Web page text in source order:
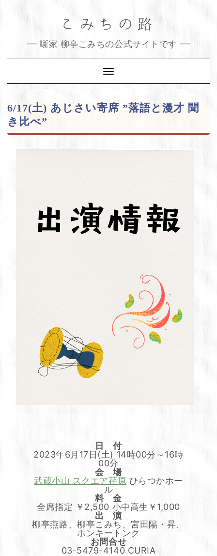
こみちの路
噺家 柳亭こみちの公式サイトです
Toggle
Navigation
6/17(土) あじさい寄席 ”落語と漫才 聞
き比べ”
日 付
2023年6月17日(土) 14時00分～16時
00分
会 場
武蔵小山 スクエア荏原 ひらつかホー
ル
料 金
全席指定 ￥2,500 小中高生￥1,000
出 演
柳亭燕路、柳亭こみち、宮田陽・昇、
ホンキートンク
お問合せ
03-5479-4140 CURIA